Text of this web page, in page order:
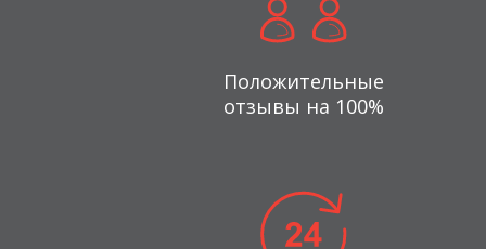
Положительные
отзывы на 100%